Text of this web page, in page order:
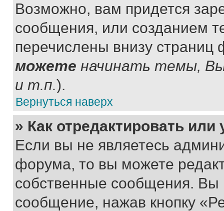
Возможно, вам придется
сообщения, или созданием
перечислены внизу
можете начинать темы,
и т.п.).
Вернуться наверх
» Как отредактировать
Если вы не являетесь
форума, то вы можете
собственные сообщения. Вы
сообщение, нажав кнопку